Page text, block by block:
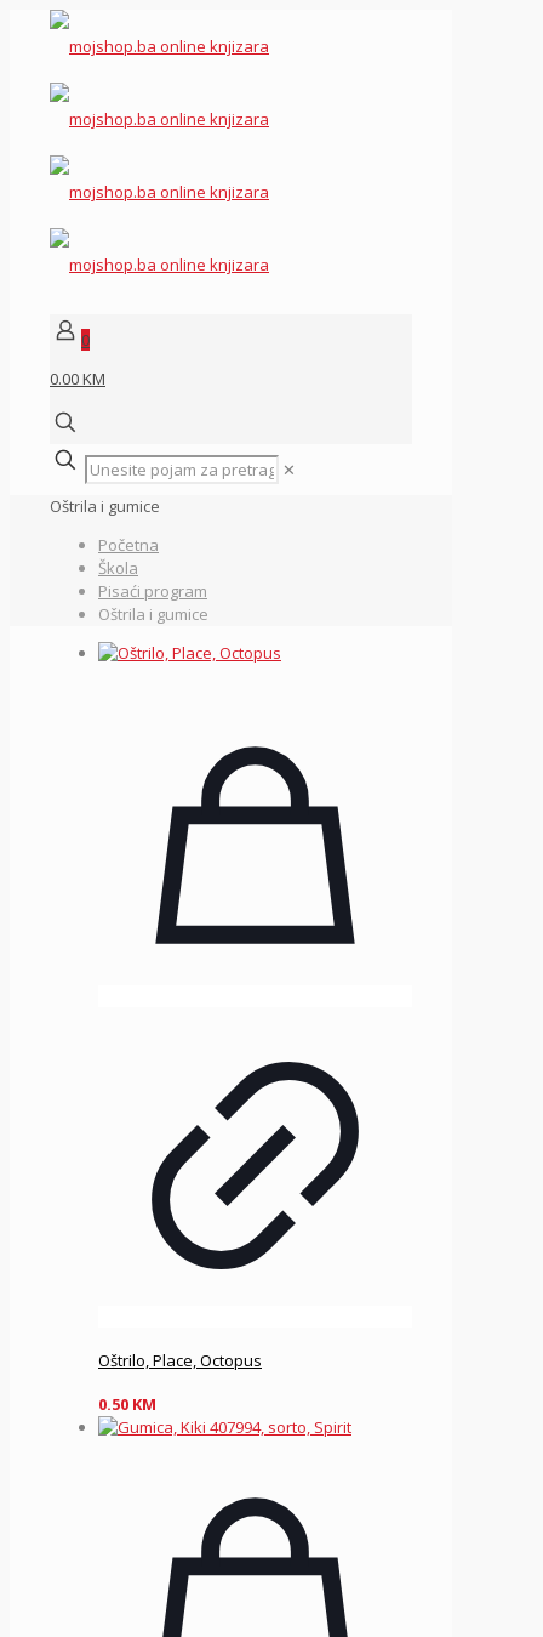
0
0.00 KM
✕
Oštrila i gumice
Početna
Škola
Pisaći program
Oštrila i gumice
Oštrilo, Place, Octopus
0.50 KM